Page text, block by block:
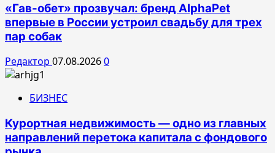
«Гав-обет» прозвучал: бренд AlphaPet
впервые в России устроил свадьбу для трех
пар собак
Редактор 07.08.20260
БИЗНЕС
Курортная недвижимость — одно из главных
направлений перетока капитала с фондового